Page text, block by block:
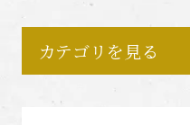
カテゴリを見る